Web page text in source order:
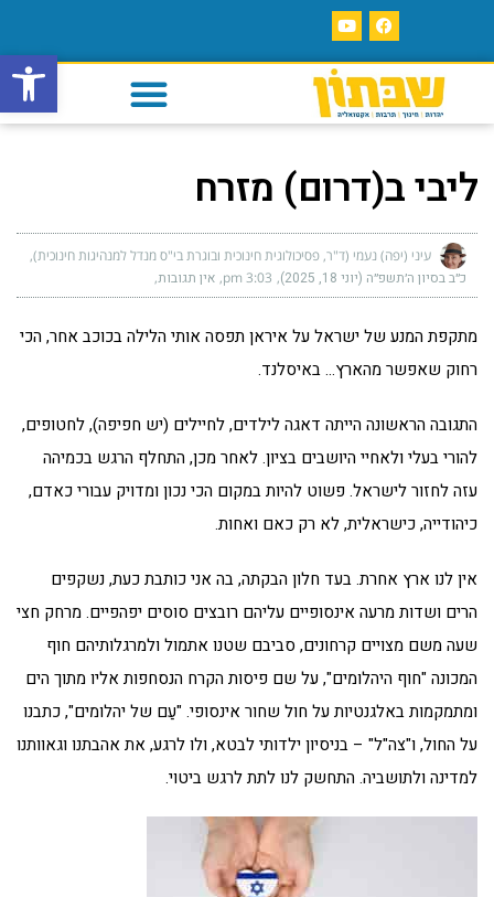
פתח
ליבי ב(דרום) מזרח
עיני (יפה) נעמי (ד"ר, פסיכולוגית חינוכית ובוגרת בי"ס מנדל למנהיגות חינוכית)
כ״ב בסיון ה׳תשפ״ה (יוני 18, 2025) 3:03 pm אין תגובות
מתקפת המנע של ישראל על איראן תפסה אותי הלילה בכוכב אחר, הכי
רחוק שאפשר מהארץ… באיסלנד.
התגובה הראשונה הייתה דאגה לילדים, לחיילים (יש חפיפה), לחטופים,
להורי בעלי ולאחיי היושבים בציון. לאחר מכן, התחלף הרגש בכמיהה
עזה לחזור לישראל. פשוט להיות במקום הכי נכון ומדויק עבורי כאדם,
כיהודייה, כישראלית, לא רק כאם ואחות.
אין לנו ארץ אחרת. בעד חלון הבקתה, בה אני כותבת כעת, נשקפים
הרים ושדות מרעה אינסופיים עליהם רובצים סוסים יפהפיים. מרחק חצי
שעה משם מצויים קרחונים, סביבם שטנו אתמול ולמרגלותיהם חוף
המכונה "חוף היהלומים", על שם פיסות הקרח הנסחפות אליו מתוך הים
ומתמקמות באלגנטיות על חול שחור אינסופי. "עַם של יהלומים", כתבנו
על החול, ו"צה"ל" – בניסיון ילדותי לבטא, ולו לרגע, את אהבתנו וגאוותנו
למדינה ולתושביה. התחשק לנו לתת לרגש ביטוי.